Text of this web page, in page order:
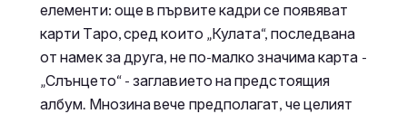
елементи: още в първите кадри се появяват
карти Таро, сред които „Кулата“, последвана
от намек за друга, не по-малко значима карта -
„Слънцето“ - заглавието на предстоящия
албум. Мнозина вече предполагат, че целият